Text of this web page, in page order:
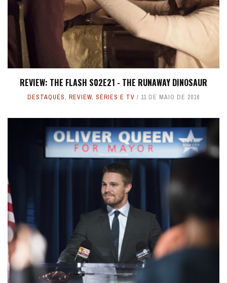
REVIEW: THE FLASH S02E21 - THE RUNAWAY DINOSAUR
DESTAQUES, REVIEW, SÉRIES E TV 11 DE MAIO DE 2016